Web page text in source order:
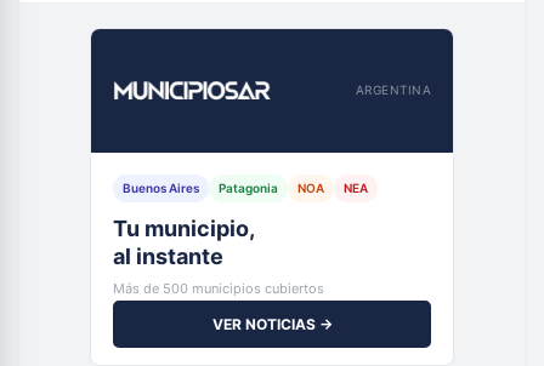
ARGENTINA
Buenos Aires Patagonia NOA NEA
Tu municipio,
al instante
Más de 500 municipios cubiertos
VER NOTICIAS →